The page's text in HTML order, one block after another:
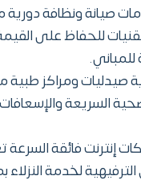
صيانة ونظافة
للحفاظ على
للمباني.
صيدليات ومراكز طبية
السريعة
إنترنت فائقة
لخدمة